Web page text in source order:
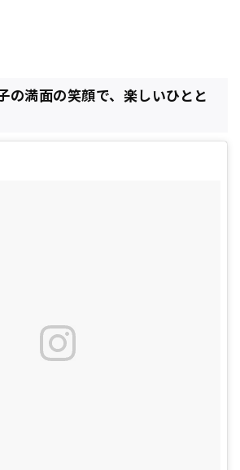
の満面の笑顔で、楽しいひとと